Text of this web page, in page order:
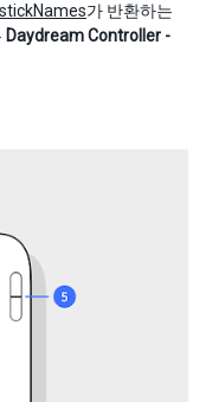
가 반환하는
Daydream Controller -